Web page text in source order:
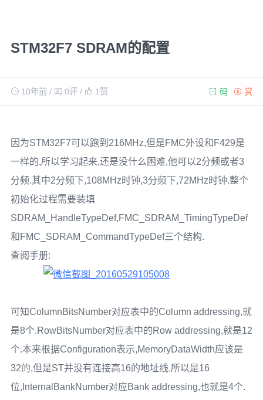
STM32F7 SDRAM的配置
10年前/ 0评/ 1 赞 赏
码
因为STM32F7可以跑到216MHz,但是FMC外设和F429是
一样的,所以学习起来,还是没什么困难,他可以2分频或者3
分频.其中2分频下,108MHz时钟,3分频下,72MHz时钟.整个
初始化过程需要装填
SDRAM_HandleTypeDef,FMC_SDRAM_TimingTypeDef
和FMC_SDRAM_CommandTypeDef三个结构.
查阅手册:
可知ColumnBitsNumber对应表中的Column addressing,就
是8个.RowBitsNumber对应表中的Row addressing,就是12
个.本来根据Configuration表示,MemoryDataWidth应该是
32的,但是ST并没有连接高16的地址线.所以是16
位,InternalBankNumber对应Bank addressing,也就是4个.